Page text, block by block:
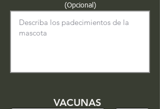
(Opcional)
VACUNAS